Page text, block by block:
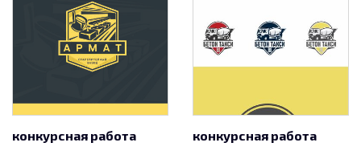
конкурсная работа конкурсная работа